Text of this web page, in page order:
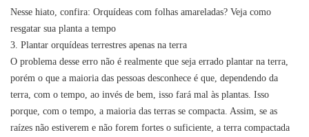
Nesse hiato, confira: Orquídeas com folhas amareladas? Veja como
resgatar sua planta a tempo
3. Plantar orquídeas terrestres apenas na terra
O problema desse erro não é realmente que seja errado plantar na terra,
porém o que a maioria das pessoas desconhece é que, dependendo da
terra, com o tempo, ao invés de bem, isso fará mal às plantas. Isso
porque, com o tempo, a maioria das terras se compacta. Assim, se as
raízes não estiverem e não forem fortes o suficiente, a terra compactada